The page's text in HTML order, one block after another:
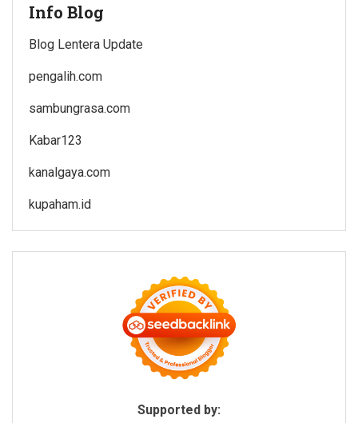
Info Blog
Blog Lentera Update
pengalih.com
sambungrasa.com
Kabar123
kanalgaya.com
kupaham.id
Supported by: